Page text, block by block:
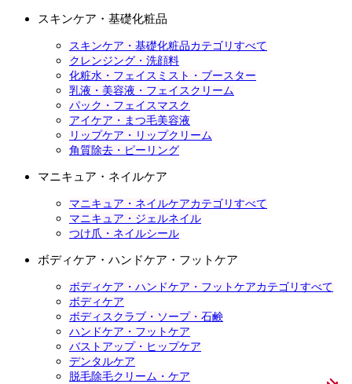
スキンケア・基礎化粧品
スキンケア・基礎化粧品カテゴリすべて
クレンジング・洗顔料
化粧水・フェイスミスト・ブースター
乳液・美容液・フェイスクリーム
パック・フェイスマスク
アイケア・まつ毛美容液
リップケア・リップクリーム
角質除去・ピーリング
マニキュア・ネイルケア
マニキュア・ネイルケアカテゴリすべて
マニキュア・ジェルネイル
つけ爪・ネイルシール
ボディケア・ハンドケア・フットケア
ボディケア・ハンドケア・フットケアカテゴリすべて
ボディケア
ボディスクラブ・ソープ・石鹸
ハンドケア・フットケア
バストアップ・ヒップケア
デンタルケア
脱毛除毛クリーム・ケア